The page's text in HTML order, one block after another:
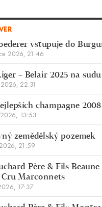
vstupuje do
2026, 21:46
– Belair 2025 na sudu
22:31
champagne 2008
13:53
zemědělský pozemek
21:59
Père & Fils Beaune
Cru Marconnets
17:37